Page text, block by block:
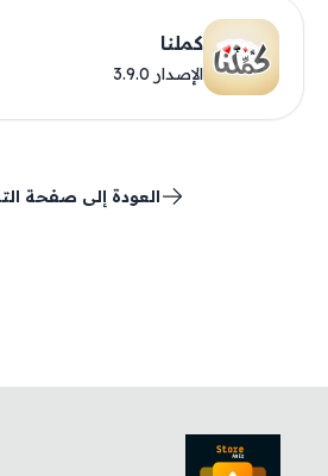
كملنا
الإصدار 3.9.0
العودة إلى صفحة